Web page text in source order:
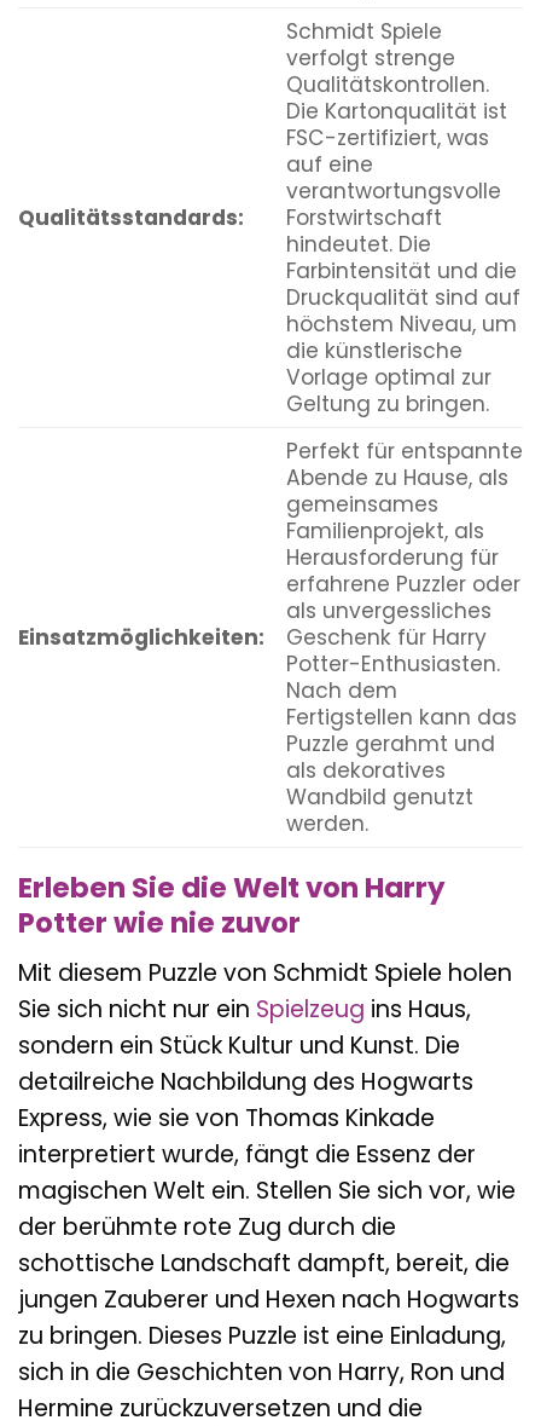
Qualitätsstandards:
Schmidt Spiele
verfolgt strenge
Qualitätskontrollen.
Die Kartonqualität ist
FSC-zertifiziert, was
auf eine
verantwortungsvolle
Forstwirtschaft
hindeutet. Die
Farbintensität und die
Druckqualität sind auf
höchstem Niveau, um
die künstlerische
Vorlage optimal zur
Geltung zu bringen.
Einsatzmöglichkeiten:
Perfekt für entspannte
Abende zu Hause, als
gemeinsames
Familienprojekt, als
Herausforderung für
erfahrene Puzzler oder
als unvergessliches
Geschenk für Harry
Potter-Enthusiasten.
Nach dem
Fertigstellen kann das
Puzzle gerahmt und
als dekoratives
Wandbild genutzt
werden.
Erleben Sie die Welt von Harry
Potter wie nie zuvor
Mit diesem Puzzle von Schmidt Spiele holen
Sie sich nicht nur ein Spielzeug ins Haus,
sondern ein Stück Kultur und Kunst. Die
detailreiche Nachbildung des Hogwarts
Express, wie sie von Thomas Kinkade
interpretiert wurde, fängt die Essenz der
magischen Welt ein. Stellen Sie sich vor, wie
der berühmte rote Zug durch die
schottische Landschaft dampft, bereit, die
jungen Zauberer und Hexen nach Hogwarts
zu bringen. Dieses Puzzle ist eine Einladung,
sich in die Geschichten von Harry, Ron und
Hermine zurückzuversetzen und die